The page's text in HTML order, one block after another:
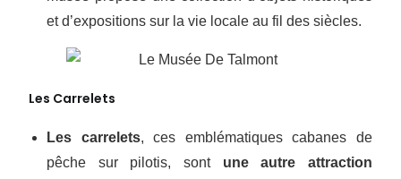
et d’expositions sur la vie locale au fil des siècles.
Les Carrelets
Les carrelets, ces emblématiques cabanes de
pêche sur pilotis, sont une autre attraction